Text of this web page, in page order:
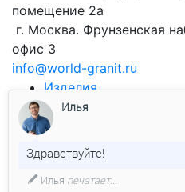
помещение 2а
г. Москва. Фрунзенская
офис 3
info@world-granit.ru
Изделия
Виды продукции
из
Облицовочная
Бортовой камень
Столешницы
Илья
Здравствуйте!
Илья печатает...